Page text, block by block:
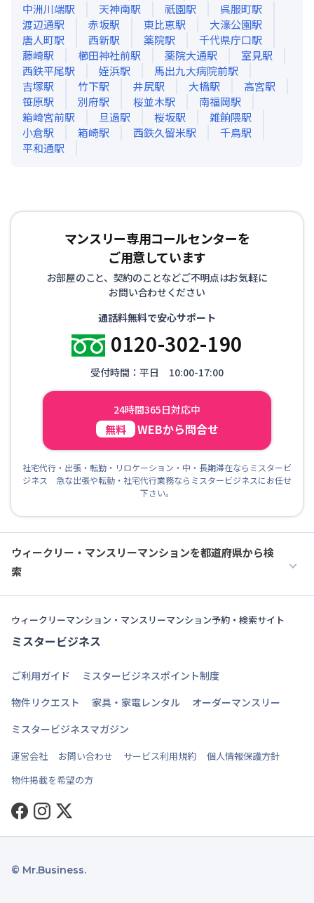
中洲川端駅 天神南駅 祇園駅 呉服町駅
渡辺通駅 赤坂駅 東比恵駅 大濠公園駅
唐人町駅 西新駅 薬院駅 千代県庁口駅
藤崎駅 櫛田神社前駅 薬院大通駅 室見駅
西鉄平尾駅 姪浜駅 馬出九大病院前駅
吉塚駅 竹下駅 井尻駅 大橋駅 高宮駅
笹原駅 別府駅 桜並木駅 南福岡駅
箱崎宮前駅 旦過駅 桜坂駅 雑餉隈駅
小倉駅 箱崎駅 西鉄久留米駅 千鳥駅
平和通駅
マンスリー専用コールセンターを
ご用意しています
お部屋のこと、契約のことなどご不明点はお気軽に
お問い合わせください
通話料無料で安心サポート
0120-302-190
受付時間：平日 10:00-17:00
24時間365日対応中
無料 WEBから問合せ
社宅代行・出張・転勤・リロケーション・中・長期滞在ならミスタービ
ジネス 急な出張や転勤・社宅代行業務ならミスタービジネスにお任せ
下さい。
ウィークリー・マンスリーマンションを都道府県から検
索
ウィークリーマンション・マンスリーマンション予約・検索サイト
ミスタービジネス
ご利用ガイド
ミスタービジネスポイント制度
物件リクエスト
家具・家電レンタル
オーダーマンスリー
ミスタービジネスマガジン
運営会社 お問い合わせ サービス利用規約
個人情報保護方針
物件掲載を希望の方
Facebook
Instagram
Twitter
© Mr.Business.